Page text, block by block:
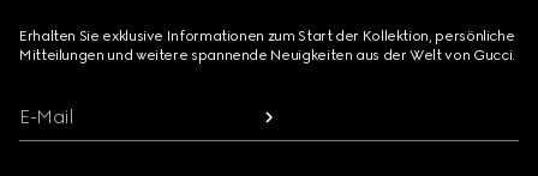
Erhalten Sie exklusive Informationen zum Start der Kollektion, persönliche
Mitteilungen und weitere spannende Neuigkeiten aus der Welt von Gucci.
E-Mail